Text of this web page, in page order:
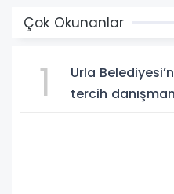
Çok Okunanlar
1
Urla
tercih